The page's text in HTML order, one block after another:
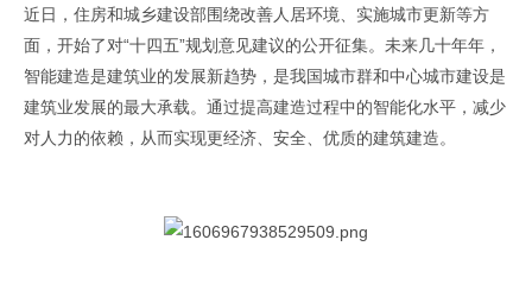
近日，住房和城乡建设部围绕改善人居环境、实施城市更新等方
面，开始了对“十四五”规划意见建议的公开征集。未来几十年年，
智能建造是建筑业的发展新趋势，是我国城市群和中心城市建设是
建筑业发展的最大承载。通过提高建造过程中的智能化水平，减少
对人力的依赖，从而实现更经济、安全、优质的建筑建造。